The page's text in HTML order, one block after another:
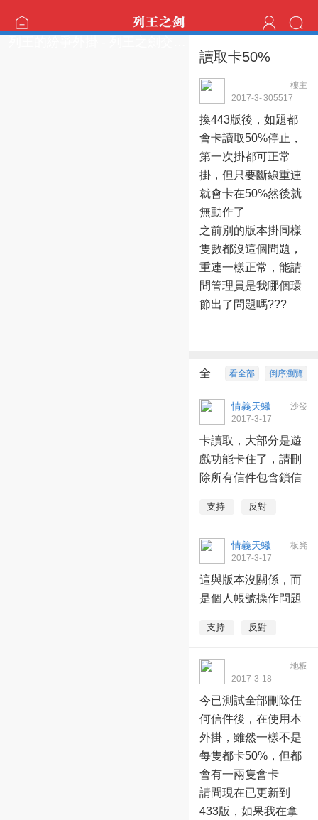
讀取卡50%
樓主
ORION2016001
305517
2017-3-
換443版後，如題都
會卡讀取50%停止，
第一次掛都可正常
掛，但只要斷線重連
就會卡在50%然後就
無動作了
之前別的版本掛同樣
隻數都沒這個問題，
重連一樣正常，能請
問管理員是我哪個環
節出了問題嗎???
倒序瀏覽
看全部
全
部回復 7 沙發
情義天蠍
2017-3-17
卡讀取，大部分是遊
戲功能卡住了，請刪
除所有信件包含鎖信
支持 反對
板凳
情義天蠍
2017-3-17
這與版本沒關係，而
是個人帳號操作問題
支持 反對
地板
ORION2016001
2017-3-18
今已測試全部刪除任
何信件後，在使用本
外掛，雖然一樣不是
每隻都卡50%，但都
會有一兩隻會卡
請問現在已更新到
433版，如果我在拿